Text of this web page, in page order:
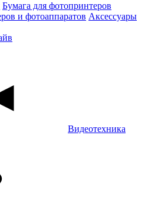
Бумага для фотопринтеров
и фотоаппаратов Аксессуары
Видеотехника